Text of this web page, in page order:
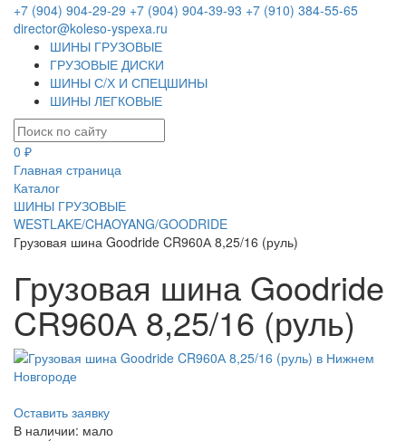
+7 (904) 904-29-29 +7 (904) 904-39-93 +7 (910) 384-55-65
director@koleso-yspexa.ru
ШИНЫ ГРУЗОВЫЕ
ГРУЗОВЫЕ ДИСКИ
ШИНЫ С/Х И СПЕЦШИНЫ
ШИНЫ ЛЕГКОВЫЕ
0 ₽
Главная страница
Каталог
ШИНЫ ГРУЗОВЫЕ
WESTLAKE/CHAOYANG/GOODRIDE
Грузовая шина Goodride CR960А 8,25/16 (руль)
Грузовая шина Goodride
CR960А 8,25/16 (руль)
Оставить заявку
В наличии: мало